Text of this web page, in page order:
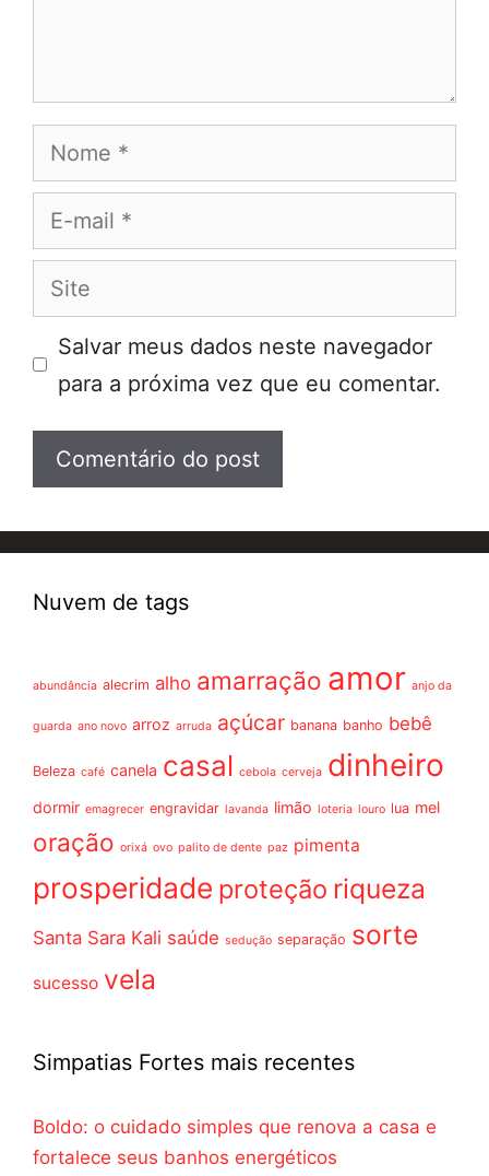
Nome
E-
mail
Site
Salvar meus dados neste navegador
para a próxima vez que eu comentar.
Nuvem de tags
abundância alecrim alho amarração amor anjo da
guarda ano novo arroz arruda açúcar banana banho bebê
Beleza café canela casal cebola cerveja dinheiro
dormir emagrecer engravidar lavanda limão loteria louro lua mel
oração orixá ovo palito de dente paz pimenta
prosperidade proteção riqueza
Santa Sara Kali saúde sedução separação sorte
sucesso vela
Simpatias Fortes mais recentes
Boldo: o cuidado simples que renova a casa e
fortalece seus banhos energéticos